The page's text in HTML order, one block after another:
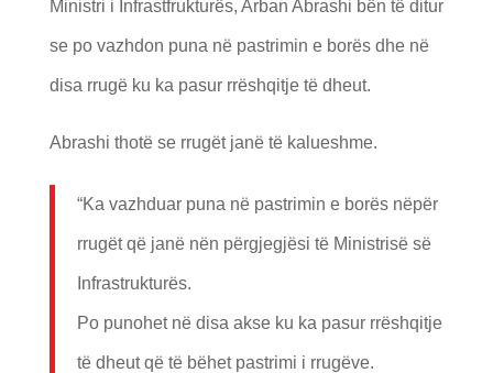
Ministri i Infrastfrukturës, Arban Abrashi bën të ditur
se po vazhdon puna në pastrimin e borës dhe në
disa rrugë ku ka pasur rrëshqitje të dheut.
Abrashi thotë se rrugët janë të kalueshme.
“Ka vazhduar puna në pastrimin e borës nëpër
rrugët që janë nën përgjegjësi të Ministrisë së
Infrastrukturës.
Po punohet në disa akse ku ka pasur rrëshqitje
të dheut që të bëhet pastrimi i rrugëve.